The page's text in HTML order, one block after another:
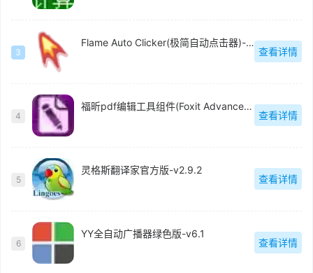
3
Flame Auto Clicker(极简自动点击器)-v1.0
查看详情
4
福昕pdf编辑工具组件(Foxit Advanced PDF Editor)中文版-v3.0.5
查看详情
5
灵格斯翻译家官方版-v2.9.2
查看详情
6
YY全自动广播器绿色版-v6.1
查看详情